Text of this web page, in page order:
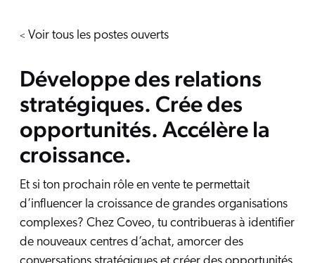
< Voir tous les postes ouverts
Développe des relations
stratégiques. Crée des
opportunités. Accélère la
croissance.
Et si ton prochain rôle en vente te permettait
d’influencer la croissance de grandes organisations
complexes? Chez Coveo, tu contribueras à identifier
de nouveaux centres d’achat, amorcer des